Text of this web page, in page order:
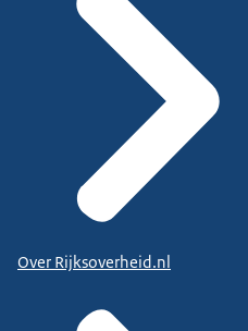
Over Rijksoverheid.nl